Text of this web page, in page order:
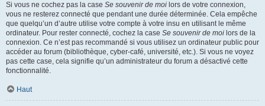
Si vous ne cochez pas la case Se souvenir de moi lors de votre connexion,
vous ne resterez connecté que pendant une durée déterminée. Cela empêche
que quelqu’un d’autre utilise votre compte à votre insu en utilisant le même
ordinateur. Pour rester connecté, cochez la case Se souvenir de moi lors de la
connexion. Ce n’est pas recommandé si vous utilisez un ordinateur public pour
accéder au forum (bibliothèque, cyber-café, université, etc.). Si vous ne voyez
pas cette case, cela signifie qu’un administrateur du forum a désactivé cette
fonctionnalité.
Haut